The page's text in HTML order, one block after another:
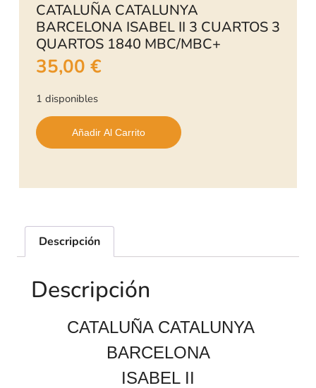
CATALUÑA CATALUNYA
BARCELONA ISABEL II 3 CUARTOS 3
QUARTOS 1840 MBC/MBC+
35,00 €
1 disponibles
Añadir Al Carrito
Descripción
Descripción
CATALUÑA CATALUNYA
BARCELONA
ISABEL II